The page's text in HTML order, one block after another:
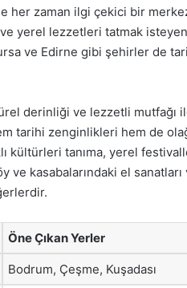
her zaman ilgi çekici bir
yerel lezzetleri tatmak
ve Edirne gibi şehirler de
derinliği ve lezzetli mutfağı
tarihi zenginlikleri hem de
kültürleri tanıma, yerel
ve kasabalarındaki el
Öne Çıkan Yerler
Bodrum, Çeşme, Kuşadası